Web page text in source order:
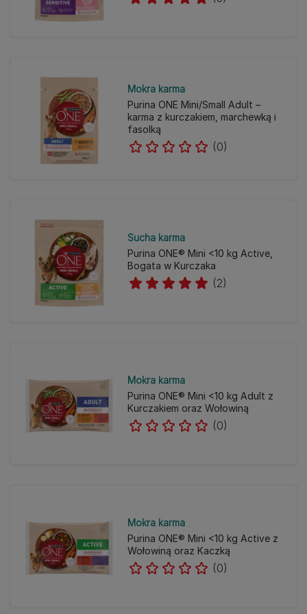
Mokra karma
Purina ONE Mini/Small Adult –
karma z kurczakiem, marchewką i
fasolką
(0)
Sucha karma
Purina ONE® Mini <10 kg Active,
Bogata w Kurczaka
(2)
Mokra karma
Purina ONE® Mini <10 kg Adult z
Kurczakiem oraz Wołowiną
(0)
Mokra karma
Purina ONE® Mini <10 kg Active z
Wołowiną oraz Kaczką
(0)